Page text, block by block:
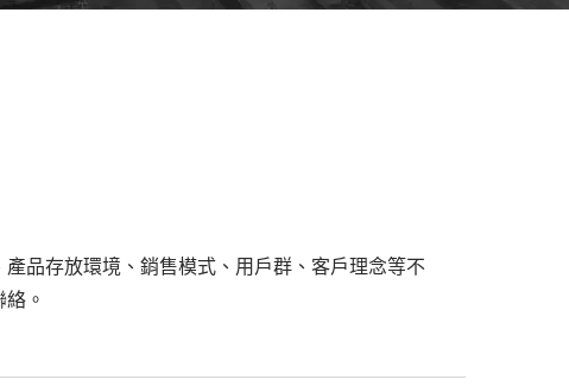
品存放環境、銷售模式、用戶群、客戶理念等不
。